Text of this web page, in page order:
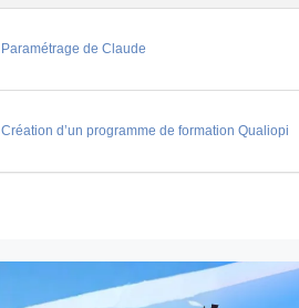
Paramétrage de Claude
Création d’un programme de formation Qualiopi